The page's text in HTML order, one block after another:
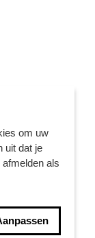
om uw
uit dat je
als